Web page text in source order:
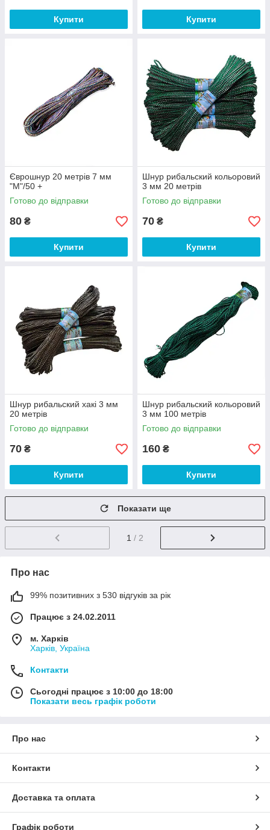
Купити Купити
Єврошнур 20 метрів 7 мм
"М"/50 +
Готово до відправки
80 ₴
Купити
Шнур рибальский кольоровий
3 мм 20 метрів
Готово до відправки
70 ₴
Купити
Шнур рибальский хакі 3 мм
20 метрів
Готово до відправки
70 ₴
Купити
Шнур рибальский кольоровий
3 мм 100 метрів
Готово до відправки
160 ₴
Купити
Показати ще
1 / 2
Про нас
99% позитивних з 530 відгуків за рік
Працює з 24.02.2011
м. Харків
Харків, Україна
Контакти
Сьогодні працює з 10:00 до 18:00
Показати весь графік роботи
Про нас
Контакти
Доставка та оплата
Графік роботи